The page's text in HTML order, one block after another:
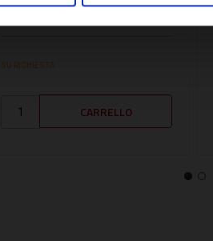
37,40€
SU RICHIESTA